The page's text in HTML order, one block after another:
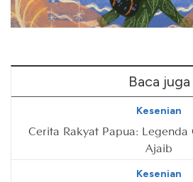
Baca juga
Kesenian
Cerita Rakyat Papua: Legenda
Ajaib
Kesenian